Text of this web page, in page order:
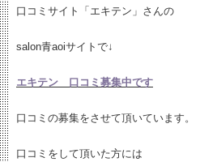
口コミサイト「エキテン」さんの
salon青aoiサイトで↓
エキテン 口コミ募集中です
口コミの募集をさせて頂いています。
口コミをして頂いた方には